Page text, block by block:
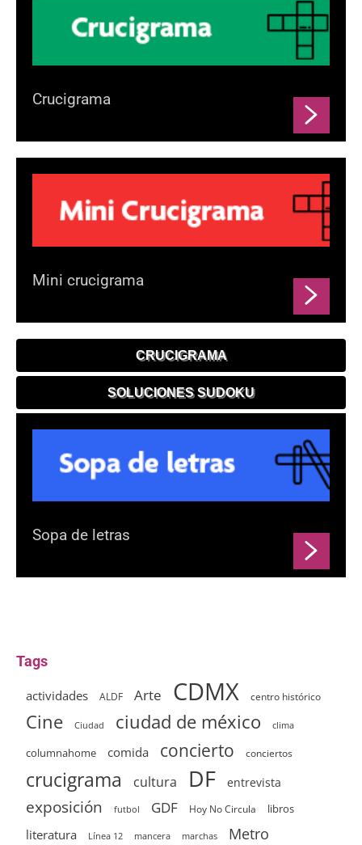
Crucigrama
Mini crucigrama
CRUCIGRAMA
SOLUCIONES SUDOKU
Sopa de letras
Tags
actividades ALDF Arte CDMX centro histórico
Cine Ciudad ciudad de méxico clima
columnahome comida concierto conciertos
crucigrama cultura DF entrevista
exposición futbol GDF Hoy No Circula libros
literatura Línea 12 mancera marchas Metro